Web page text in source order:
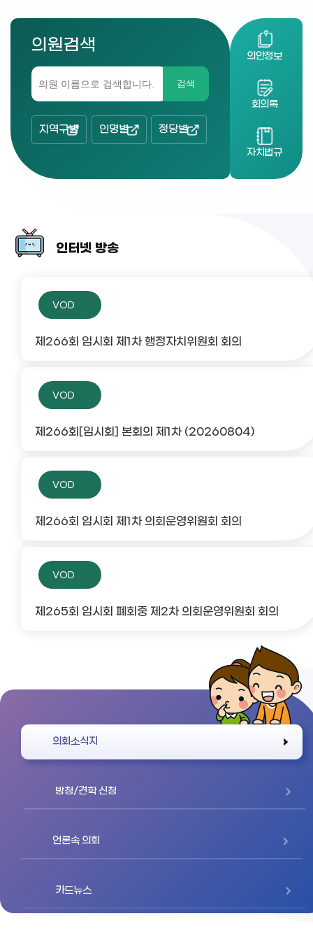
의원검색
검색
지역구별 인명별 정당별
의안정보
회의록
자치법규
인터넷 방송
VOD
제266회 임시회 제1차 행정자치위원회 회의
VOD
제266회[임시회] 본회의 제1차 (20260804)
VOD
제266회 임시회 제1차 의회운영위원회 회의
VOD
제265회 임시회 폐회중 제2차 의회운영위원회 회의
의회소식지
방청/견학 신청
언론속 의회
카드뉴스